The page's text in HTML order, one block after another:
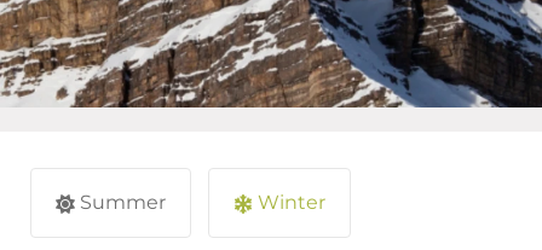
Summer Winter